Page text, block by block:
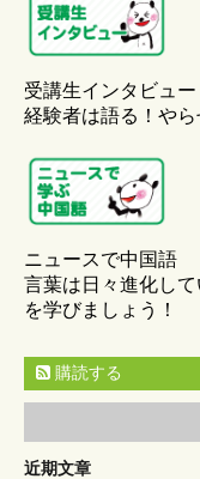
受講生インタビュー
経験者は語る！やら
ニュースで中国語
言葉は日々進化し
を学びましょう！
購読する
近期文章